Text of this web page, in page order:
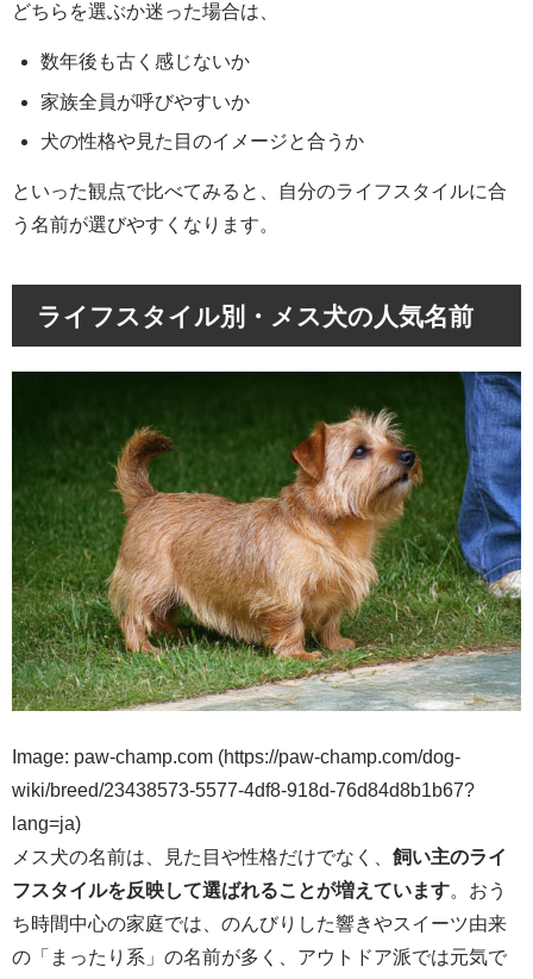
どちらを選ぶか迷った場合は、
数年後も古く感じないか
家族全員が呼びやすいか
犬の性格や見た目のイメージと合うか
といった観点で比べてみると、自分のライフスタイルに合
う名前が選びやすくなります。
ライフスタイル別・メス犬の人気名前
Image: paw-champ.com (https://paw-champ.com/dog-
wiki/breed/23438573-5577-4df8-918d-76d84d8b1b67?
lang=ja)
メス犬の名前は、見た目や性格だけでなく、 飼い主のライ
フスタイルを反映して選ばれることが増えています 。おう
ち時間中心の家庭では、のんびりした響きやスイーツ由来
の「まったり系」の名前が多く、アウトドア派では元気で